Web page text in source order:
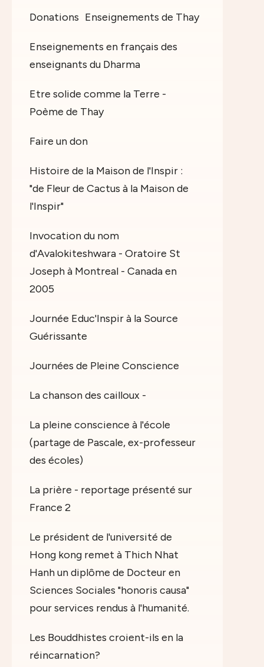
Donations Enseignements de Thay
Enseignements en français des
enseignants du Dharma
Etre solide comme la Terre -
Poème de Thay
Faire un don
Histoire de la Maison de l'Inspir :
"de Fleur de Cactus à la Maison de
l'Inspir"
Invocation du nom
d'Avalokiteshwara - Oratoire St
Joseph à Montreal - Canada en
2005
Journée Educ'Inspir à la Source
Guérissante
Journées de Pleine Conscience
La chanson des cailloux -
La pleine conscience à l'école
(partage de Pascale, ex-professeur
des écoles)
La prière - reportage présenté sur
France 2
Le président de l'université de
Hong kong remet à Thich Nhat
Hanh un diplôme de Docteur en
Sciences Sociales "honoris causa"
pour services rendus à l'humanité.
Les Bouddhistes croient-ils en la
réincarnation?